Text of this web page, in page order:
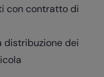
con contratto di
distribuzione dei